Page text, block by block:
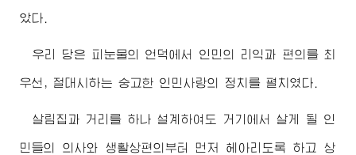
았다.
우리 당은 피눈물의 언덕에서 인민의 리익과 편의를 최
우선, 절대시하는 숭고한 인민사랑의 정치를 펼치였다.
살림집과 거리를 하나 설계하여도 거기에서 살게 될 인
민들의 의사와 생활상편의부터 먼저 헤아리도록 하고 상